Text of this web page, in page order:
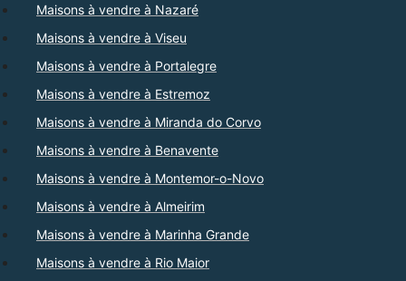
Maisons à vendre à Nazaré
Maisons à vendre à Viseu
Maisons à vendre à Portalegre
Maisons à vendre à Estremoz
Maisons à vendre à Miranda do Corvo
Maisons à vendre à Benavente
Maisons à vendre à Montemor-o-Novo
Maisons à vendre à Almeirim
Maisons à vendre à Marinha Grande
Maisons à vendre à Rio Maior